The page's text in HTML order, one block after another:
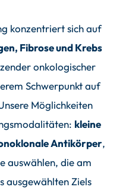
konzentriert sich auf
Fibrose und Krebs
onkologischer
Schwerpunkt auf
Möglichkeiten
kleine
Antikörper,
auswählen, die am
ausgewählten Ziels